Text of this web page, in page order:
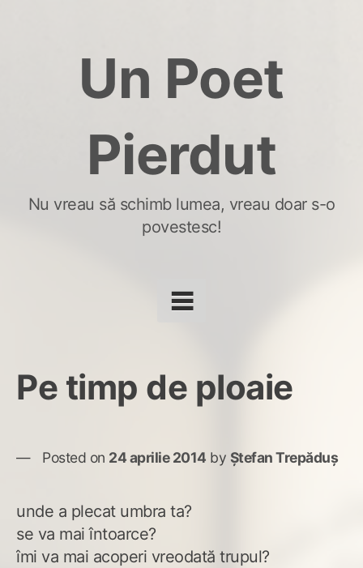
Un Poet
Pierdut
Nu vreau să schimb lumea, vreau doar s-o
povestesc!
Pe timp de ploaie
Posted on 24 aprilie 2014 by Ștefan Trepăduș
unde a plecat umbra ta?
se va mai întoarce?
îmi va mai acoperi vreodată trupul?